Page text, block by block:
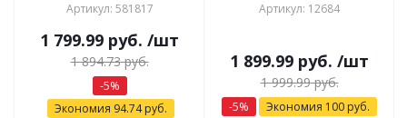
Артикул: 581817
1 799.99 руб. /шт
1 894.73руб.
-5%
Экономия 94.74руб.
Артикул: 12684
1 899.99 руб. /шт
1 999.99руб.
-5% Экономия 100 руб.